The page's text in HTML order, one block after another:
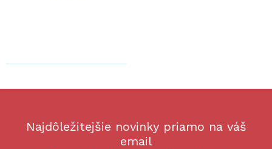
Najdôležitejšie novinky priamo na váš
email